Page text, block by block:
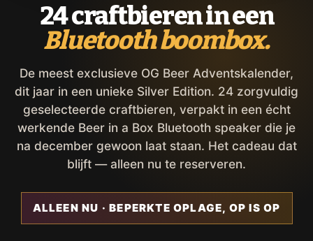
24 craftbieren in een
Bluetooth boombox.
De meest exclusieve OG Beer Adventskalender,
dit jaar in een unieke Silver Edition. 24 zorgvuldig
geselecteerde craftbieren, verpakt in een écht
werkende Beer in a Box Bluetooth speaker die je
na december gewoon laat staan. Het cadeau dat
blijft — alleen nu te reserveren.
ALLEEN NU · BEPERKTE OPLAGE, OP IS OP